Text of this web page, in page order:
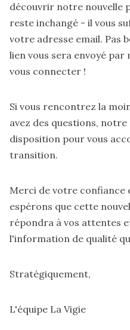
découvrir notre nouvelle
reste inchangé - il vous
votre adresse email. Pas
lien vous sera envoyé
vous connecter !
Si vous rencontrez la
avez des questions, notre
disposition pour vous
transition.
Merci de votre confiance
espérons que cette
répondra à vos attentes
l'information de qualité
Stratégiquement,
L'équipe La Vigie